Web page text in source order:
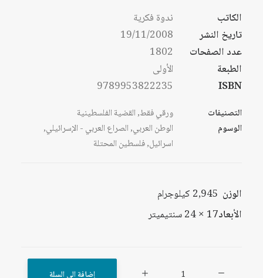
الكاتب
ندوة فكرية
تاريخ النشر
19/11/2008
عدد الصفحات
1802
الطبعة
الأولى
ISBN
9789953822235
التصنيفات ورقي فقط,القضية الفلسطينية
الوسوم
الوطن العربي,الصراع العربي - الإسرائيلي,
اسرائيل,فلسطين المحتلة
الوزن 2,945 كيلوجرام
الأبعاد17 × 24 سنتيميتر
إضافة الى السلة